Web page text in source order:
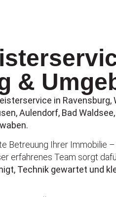
&
in Ravensburg,
Aulendorf, Bad
Betreuung Ihrer Immobilie
erfahrenes Team sorgt
Technik gewartet und